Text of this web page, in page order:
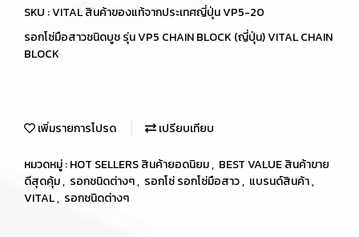
SKU : VITAL สินค้าของแท้จากประเทศญี่ปุ่น VP5-20
รอกโซ่มือสาวชนิดบูช รุ่น VP5 CHAIN BLOCK (ญี่ปุ่น) VITAL CHAIN
BLOCK
เพิ่มรายการโปรด เปรียบเทียบ
หมวดหมู่ :HOT SELLERS สินค้ายอดนิยม, BEST VALUE สินค้าขาย
ดีสุดคุ้ม, รอกชนิดต่างๆ, รอกโซ่ รอกโซ่มือสาว, แบรนด์สินค้า,
VITAL, รอกชนิดต่างๆ